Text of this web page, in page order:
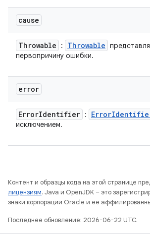
cause
Throwable : Throwable
первопричину ошибки.
error
ErrorIdentifier : Error
исключением.
Контент и образцы кода на этой странице
лицензиям. Java и OpenJDK – это
знаки корпорации Oracle и ее
Последнее обновление: 2026-06-22 UTC.